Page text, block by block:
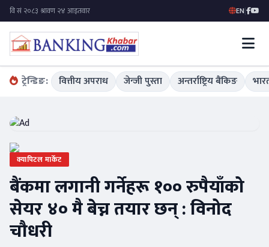
EN|
ट्रेन्डिङ: वित्तीय अपराध जेन्जी पुस्ता अन्तर्राष्ट्रिय बैंकिङ
क्यापिटल मार्केट
बैंकमा लगानी गर्नेहरू १०० रुपैयाँको
सेयर ४० मै बेच्न तयार छन् : विनोद
चौधरी